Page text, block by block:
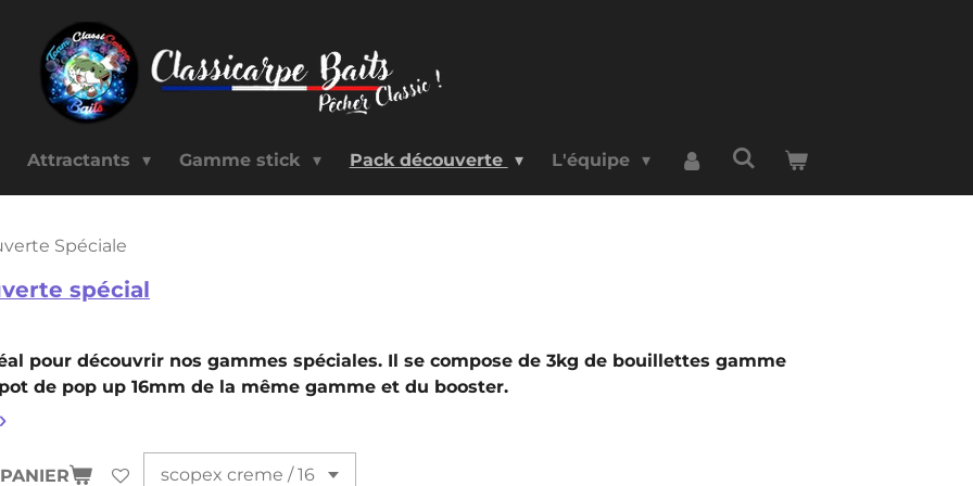
Attractants Gamme stick Pack découverte L'équipe
Spéciale
spécial
pour découvrir nos gammes spéciales. Il se compose de 3kg de bouillettes gamme
de pop up 16mm de la même gamme et du booster.